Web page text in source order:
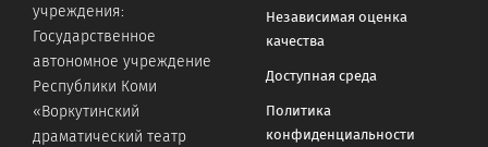
учреждения:
Государственное
автономное учреждение
Республики Коми
«Воркутинский
драматический театр
Независимая оценка
качества
Доступная среда
Политика
конфиденциальности